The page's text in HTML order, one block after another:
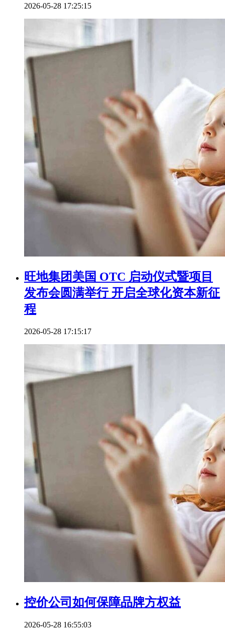
2026-05-28 17:25:15
旺地集团美国 OTC 启动仪式暨项目
发布会圆满举行 开启全球化资本新征
程
2026-05-28 17:15:17
控价公司如何保障品牌方权益
2026-05-28 16:55:03